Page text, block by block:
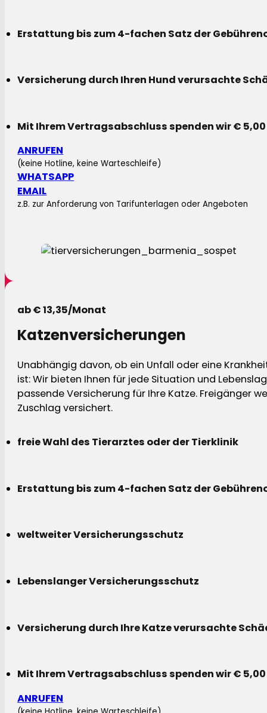
Erstattung bis zum 4-fachen Satz der
Versicherung durch Ihren Hund verursachte
Mit Ihrem Vertragsabschluss spenden wir €
ANRUFEN
(keine Hotline, keine Warteschleife)
WHATSAPP
EMAIL
z.B. zur Anforderung von Tarifunterlagen oder Angeboten
ab € 13,35/Monat
Katzenversicherungen
Unabhängig davon, ob ein Unfall oder eine
ist: Wir bieten Ihnen für jede Situation und
passende Versicherung für Ihre Katze. Freigänger
Zuschlag versichert.
freie Wahl des Tierarztes oder der Tierklinik
Erstattung bis zum 4-fachen Satz der
weltweiter Versicherungsschutz
Lebenslanger Versicherungsschutz
Versicherung durch Ihre Katze verursachte
Mit Ihrem Vertragsabschluss spenden wir €
ANRUFEN